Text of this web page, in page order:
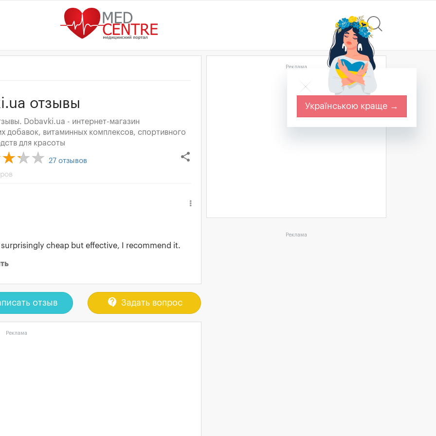
отзывы
Dobavki.ua - интернет-магазин
добавок, витаминных комплексов, спортивного
для красоты
share
27 отзывов
cheap but effective, I recommend it.
отзыв contact_support Задать вопрос
Реклама
Реклама
Реклама
Українською краще →